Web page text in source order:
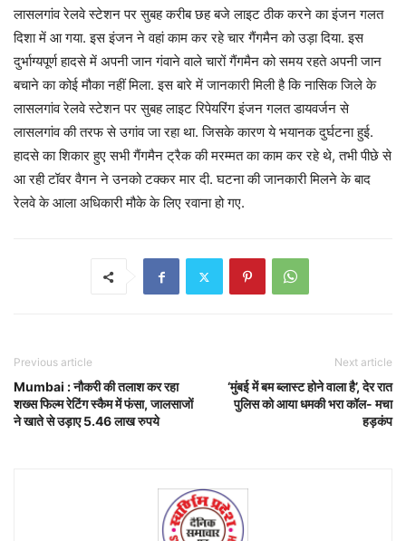
लासलगांव रेलवे स्टेशन पर सुबह करीब छह बजे लाइट ठीक करने का इंजन गलत
दिशा में आ गया. इस इंजन ने वहां काम कर रहे चार गैंगमैन को उड़ा दिया. इस
दुर्भाग्यपूर्ण हादसे में अपनी जान गंवाने वाले चारों गैंगमैन को समय रहते अपनी जान
बचाने का कोई मौका नहीं मिला. इस बारे में जानकारी मिली है कि नासिक जिले के
लासलगांव रेलवे स्टेशन पर सुबह लाइट रिपेयरिंग इंजन गलत डायवर्जन से
लासलगांव की तरफ से उगांव जा रहा था. जिसके कारण ये भयानक दुर्घटना हुई.
हादसे का शिकार हुए सभी गैंगमैन ट्रैक की मरम्मत का काम कर रहे थे, तभी पीछे से
आ रही टॉवर वैगन ने उनको टक्कर मार दी. घटना की जानकारी मिलने के बाद
रेलवे के आला अधिकारी मौके के लिए रवाना हो गए.
Previous article
Mumbai : नौकरी की तलाश कर रहा
शख्स फिल्म रेटिंग स्कैम में फंसा, जालसाजों
ने खाते से उड़ाए 5.46 लाख रुपये
Next article
‘मुंबई में बम ब्लास्ट होने वाला है’, देर रात
पुलिस को आया धमकी भरा कॉल- मचा
हड़कंप